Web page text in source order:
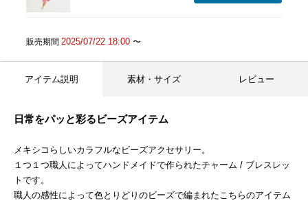
販売期間 2025/07/22 18:00〜
アイテム説明 素材・サイズ レビュー
日常をパッと彩るビーズアイテム
メキシコらしいカラフルなビーズアクセサリー。
１つ１つ職人によってハンドメイドで作られたチャーム / ブレスレッ
トです。
職人の感性によって色とりどりのビーズで編まれたこちらのアイテム